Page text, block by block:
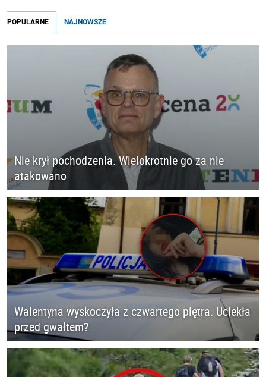
POPULARNE NAJNOWSZE
Nie krył pochodzenia. Wielokrotnie go za nie
atakowano
Walentyna wyskoczyła z czwartego piętra. Uciekła
przed gwałtem?